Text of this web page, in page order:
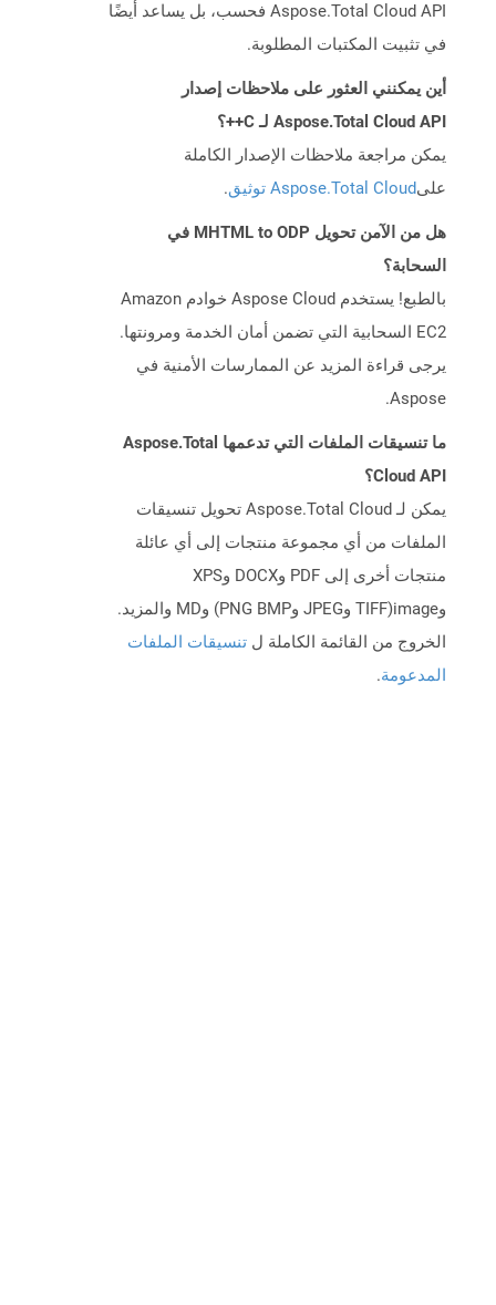
Aspose.Total Cloud API فحسب، بل يساعد أيضًا
في تثبيت المكتبات المطلوبة.
أين يمكنني العثور على ملاحظات إصدار
Aspose.Total Cloud API لـ C++؟
يمكن مراجعة ملاحظات الإصدار الكاملة
علىAspose.Total Cloud توثيق .
هل من الآمن تحويل MHTML to ODP في
السحابة؟
بالطبع! يستخدم Aspose Cloud خوادم Amazon
EC2 السحابية التي تضمن أمان الخدمة ومرونتها.
يرجى قراءة المزيد عن الممارسات الأمنية في
Aspose.
ما تنسيقات الملفات التي تدعمها Aspose.Total
Cloud API؟
يمكن لـ Aspose.Total Cloud تحويل تنسيقات
الملفات من أي مجموعة منتجات إلى أي عائلة
منتجات أخرى إلى PDF وDOCX وXPS
وimage(TIFF وJPEG وPNG BMP) وMD والمزيد.
الخروج من القائمة الكاملة ل تنسيقات الملفات
المدعومة.